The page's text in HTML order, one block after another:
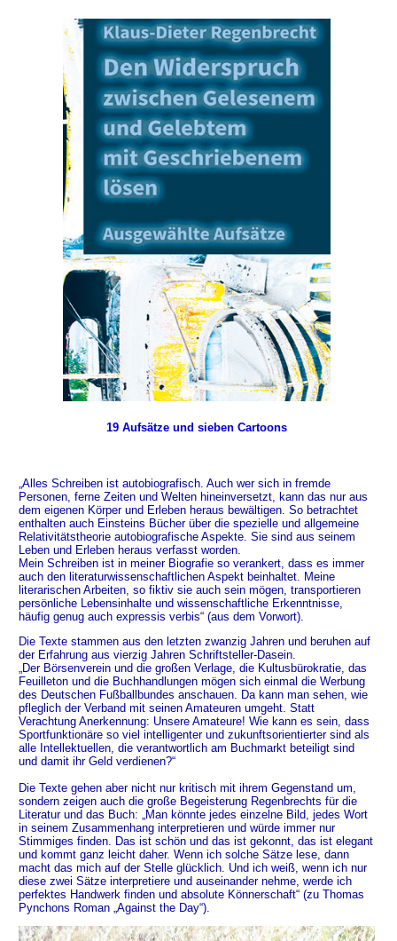
19 Aufsätze und sieben Cartoons
„Alles Schreiben ist autobiografisch. Auch wer sich in fremde
Personen, ferne Zeiten und Welten hineinversetzt, kann das nur aus
dem eigenen Körper und Erleben heraus bewältigen. So betrachtet
enthalten auch Einsteins Bücher über die spezielle und allgemeine
Relativitätstheorie autobiografische Aspekte. Sie sind aus seinem
Leben und Erleben heraus verfasst worden.
Mein Schreiben ist in meiner Biografie so verankert, dass es immer
auch den literaturwissenschaftlichen Aspekt beinhaltet. Meine
literarischen Arbeiten, so fiktiv sie auch sein mögen, transportieren
persönliche Lebensinhalte und wissenschaftliche Erkenntnisse,
häufig genug auch expressis verbis“ (aus dem Vorwort).
Die Texte stammen aus den letzten zwanzig Jahren und beruhen auf
der Erfahrung aus vierzig Jahren Schriftsteller-Dasein.
„Der Börsenverein und die großen Verlage, die Kultusbürokratie, das
Feuilleton und die Buchhandlungen mögen sich einmal die Werbung
des Deutschen Fußballbundes anschauen. Da kann man sehen, wie
pfleglich der Verband mit seinen Amateuren umgeht. Statt
Verachtung Anerkennung: Unsere Amateure! Wie kann es sein, dass
Sportfunktionäre so viel intelligenter und zukunftsorientierter sind als
alle Intellektuellen, die verantwortlich am Buchmarkt beteiligt sind
und damit ihr Geld verdienen?“
Die Texte gehen aber nicht nur kritisch mit ihrem Gegenstand um,
sondern zeigen auch die große Begeisterung Regenbrechts für die
Literatur und das Buch: „Man könnte jedes einzelne Bild, jedes Wort
in seinem Zusammenhang interpretieren und würde immer nur
Stimmiges finden. Das ist schön und das ist gekonnt, das ist elegant
und kommt ganz leicht daher. Wenn ich solche Sätze lese, dann
macht das mich auf der Stelle glücklich. Und ich weiß, wenn ich nur
diese zwei Sätze interpretiere und auseinander nehme, werde ich
perfektes Handwerk finden und absolute Könnerschaft“ (zu Thomas
Pynchons Roman „Against the Day“).